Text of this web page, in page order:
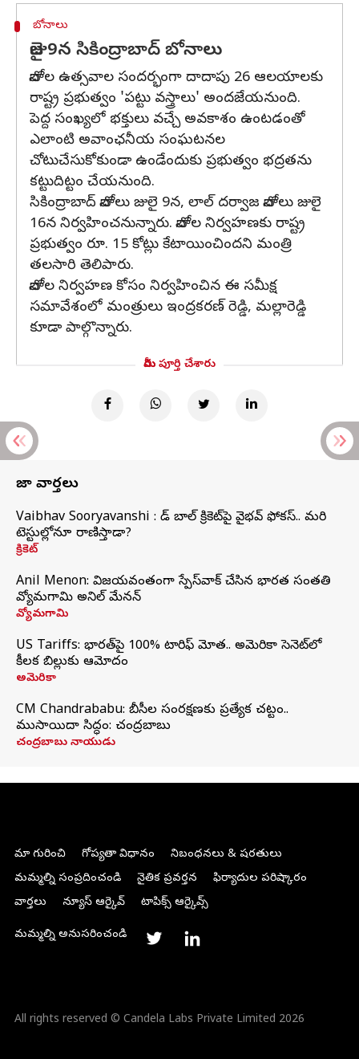
బోనాలు
జులై 9న సికింద్రాబాద్ బోనాలు
బోనాల ఉత్సవాల సందర్భంగా దాదాపు 26 ఆలయాలకు
రాష్ట్ర ప్రభుత్వం 'పట్టు వస్త్రాలు' అందజేయనుంది.
పెద్ద సంఖ్యలో భక్తులు వచ్చే అవకాశం ఉంటడంతో
ఎలాంటి అవాంఛనీయ సంఘటనల
చోటుచేసుకోకుండా ఉండేందుకు ప్రభుత్వం భద్రతను
కట్టుదిట్టం చేయనుంది.
సికింద్రాబాద్ బోనాలు జులై 9న, లాల్ దర్వాజ బోనాలు జులై
16న నిర్వహించనున్నారు. బోనాల నిర్వహణకు రాష్ట్ర
ప్రభుత్వం రూ. 15 కోట్లు కేటాయించిందని మంత్రి
తలసారి తెలిపారు.
బోనాల నిర్వహణ కోసం నిర్వహించిన ఈ సమీక్ష
సమావేశంలో మంత్రులు ఇంద్రకరణ్ రెడ్డి, మల్లారెడ్డి
కూడా పాల్గొన్నారు.
మీరు పూర్తి చేశారు
తాజా వార్తలు
Vaibhav Sooryavanshi : రెడ్ బాల్ క్రికెట్‌పై వైభవ్ ఫోకస్.. మరి
టెస్టుల్లోనూ రాణిస్తాడా?
క్రికెట్
Anil Menon: విజయవంతంగా స్పేస్‌వాక్‌ చేసిన భారత సంతతి
వ్యోమగామి అనిల్‌ మేనన్
వ్యోమగామి
US Tariffs: భారత్‌పై 100% టారిఫ్‌ మోత.. అమెరికా సెనెట్‌లో
కీలక బిల్లుకు ఆమోదం
అమెరికా
CM Chandrababu: బీసీల సంరక్షణకు ప్రత్యేక చట్టం..
ముసాయిదా సిద్ధం: చంద్రబాబు
చంద్రబాబు నాయుడు
మా గురించి గోప్యతా విధానం
నిబంధనలు & షరతులు
మమ్మల్ని సంప్రదించండి
నైతిక ప్రవర్తన
ఫిర్యాదుల పరిష్కారం
వార్తలు
న్యూస్ ఆర్కైవ్ టాపిక్స్ ఆర్కైవ్స్
మమ్మల్ని అనుసరించండి
All rights reserved © Candela Labs Private Limited 2026